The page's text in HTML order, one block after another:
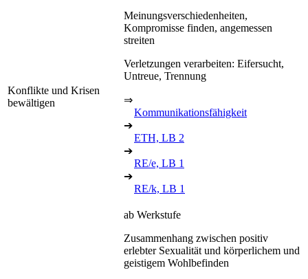
Konflikte und Krisen
bewältigen
Meinungsverschiedenheiten,
Kompromisse finden, angemessen
streiten
Verletzungen verarbeiten: Eifersucht,
Untreue, Trennung
⇒
Kommunikationsfähigkeit
➔
ETH, LB 2
➔
RE/e, LB 1
➔
RE/k, LB 1
ab Werkstufe
Zusammenhang zwischen positiv
erlebter Sexualität und körperlichem und
geistigem Wohlbefinden